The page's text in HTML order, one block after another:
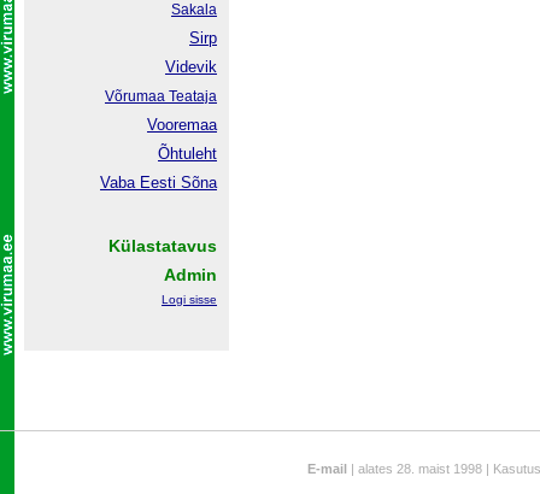
Sakala
Sirp
Videvik
Võrumaa Teataja
Vooremaa
Õhtuleht
Vaba Eesti Sõna
Külastatavus
Admin
Logi sisse
E-mail | alates 28. maist 1998 |